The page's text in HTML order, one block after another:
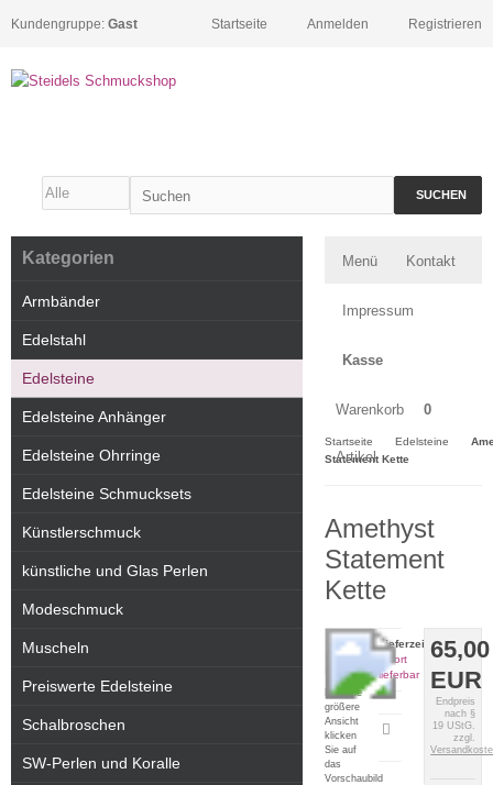
Kundengruppe: Gast Registrieren
Anmelden
Startseite
SUCHEN
Menü Kontakt
Impressum
Kasse
Warenkorb 0
Artikel
Startseite Edelsteine
Statement Kette
Amethyst
Statement
Kette
Für eine
größere
Ansicht
klicken
Sie auf
das
Vorschaubild
65,00
EUR
Endpreis
nach §
19 UStG.
zzgl.
Lieferzeit:
sofort
lieferbar
Artikeldatenblatt
drucken
Kategorien
Armbänder
Edelstahl
Edelsteine
Edelsteine Anhänger
Edelsteine Ohrringe
Edelsteine Schmucksets
Künstlerschmuck
künstliche und Glas Perlen
Modeschmuck
Muscheln
Preiswerte Edelsteine
Schalbroschen
SW-Perlen und Koralle